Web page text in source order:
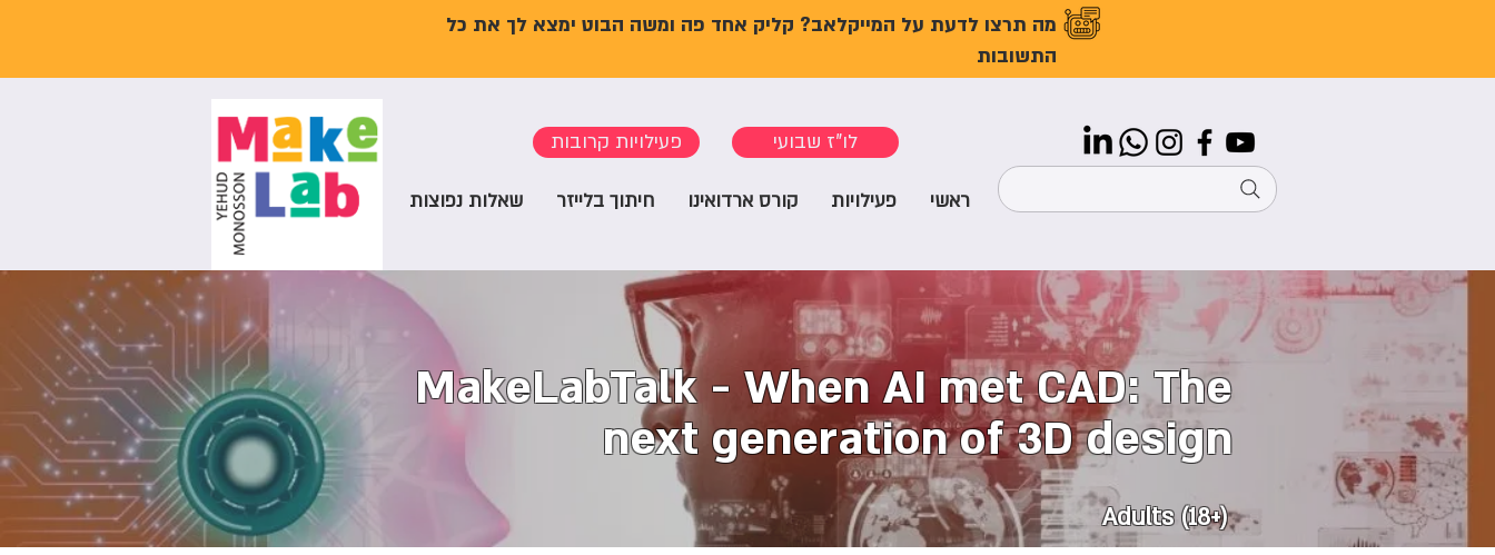
מה תרצו לדעת על המייקלאב? קליק אחד פה ומשה הבוט ימצא לך את כל
התשובות
פעילויות קרובות לו"ז שבועי
ראשי פעילויות קורס ארדואינו חיתוך בלייזר שאלות נפוצות
MakeLabTalk - When AI met CAD: The
next generation of 3D design
Adults (18+)